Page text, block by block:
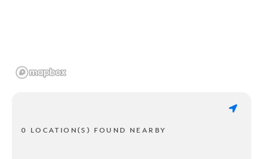
0 LOCATION(S) FOUND NEARBY